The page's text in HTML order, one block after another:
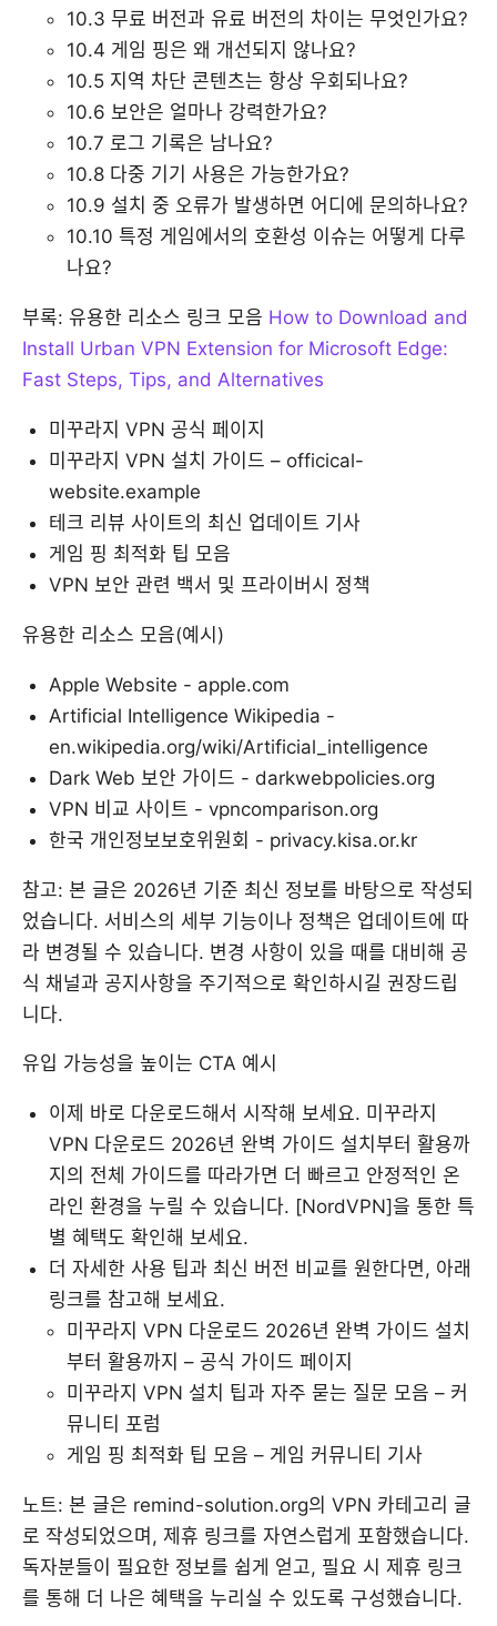
10.3 무료 버전과 유료 버전의 차이는 무엇인가요?
10.4 게임 핑은 왜 개선되지 않나요?
10.5 지역 차단 콘텐츠는 항상 우회되나요?
10.6 보안은 얼마나 강력한가요?
10.7 로그 기록은 남나요?
10.8 다중 기기 사용은 가능한가요?
10.9 설치 중 오류가 발생하면 어디에 문의하나요?
10.10 특정 게임에서의 호환성 이슈는 어떻게 다루
나요?
부록: 유용한 리소스 링크 모음 How to Download and
Install Urban VPN Extension for Microsoft Edge:
Fast Steps, Tips, and Alternatives
미꾸라지 VPN 공식 페이지
미꾸라지 VPN 설치 가이드 – officical-
website.example
테크 리뷰 사이트의 최신 업데이트 기사
게임 핑 최적화 팁 모음
VPN 보안 관련 백서 및 프라이버시 정책
유용한 리소스 모음(예시)
Apple Website - apple.com
Artificial Intelligence Wikipedia -
en.wikipedia.org/wiki/Artificial_intelligence
Dark Web 보안 가이드 - darkwebpolicies.org
VPN 비교 사이트 - vpncomparison.org
한국 개인정보보호위원회 - privacy.kisa.or.kr
참고: 본 글은 2026년 기준 최신 정보를 바탕으로 작성되
었습니다. 서비스의 세부 기능이나 정책은 업데이트에 따
라 변경될 수 있습니다. 변경 사항이 있을 때를 대비해 공
식 채널과 공지사항을 주기적으로 확인하시길 권장드립
니다.
유입 가능성을 높이는 CTA 예시
이제 바로 다운로드해서 시작해 보세요. 미꾸라지
VPN 다운로드 2026년 완벽 가이드 설치부터 활용까
지의 전체 가이드를 따라가면 더 빠르고 안정적인 온
라인 환경을 누릴 수 있습니다. [NordVPN]을 통한 특
별 혜택도 확인해 보세요.
더 자세한 사용 팁과 최신 버전 비교를 원한다면, 아래
링크를 참고해 보세요.
미꾸라지 VPN 다운로드 2026년 완벽 가이드 설치
부터 활용까지 – 공식 가이드 페이지
미꾸라지 VPN 설치 팁과 자주 묻는 질문 모음 – 커
뮤니티 포럼
게임 핑 최적화 팁 모음 – 게임 커뮤니티 기사
노트: 본 글은 remind-solution.org의 VPN 카테고리 글
로 작성되었으며, 제휴 링크를 자연스럽게 포함했습니다.
독자분들이 필요한 정보를 쉽게 얻고, 필요 시 제휴 링크
를 통해 더 나은 혜택을 누리실 수 있도록 구성했습니다.